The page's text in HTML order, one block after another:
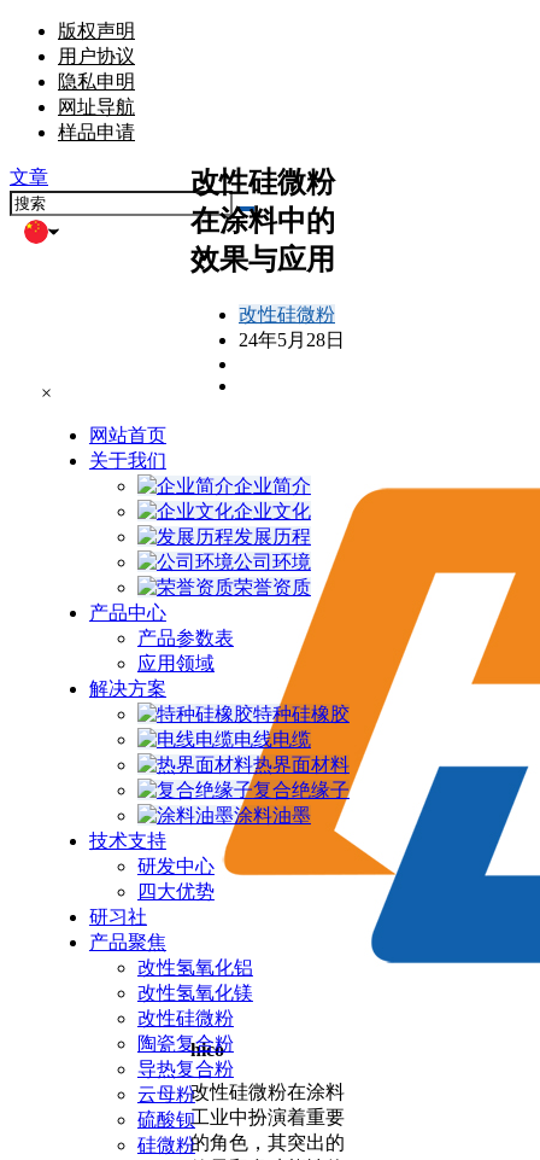
版权声明
用户协议
隐私申明
网址导航
样品申请
文章
×
网站首页
关于我们
企业简介
企业文化
发展历程
公司环境
荣誉资质
产品中心
产品参数表
应用领域
解决方案
特种硅橡胶
电线电缆
热界面材料
复合绝缘子
涂料油墨
技术支持
研发中心
四大优势
研习社
产品聚焦
改性氢氧化铝
改性氢氧化镁
改性硅微粉
陶瓷复合粉
导热复合粉
云母粉
硫酸钡
硅微粉
改性硅微粉
在涂料中的
效果与应用
改性硅微粉
24年5月28日
hico
改性硅微粉在涂料
工业中扮演着重要
的角色，其突出的